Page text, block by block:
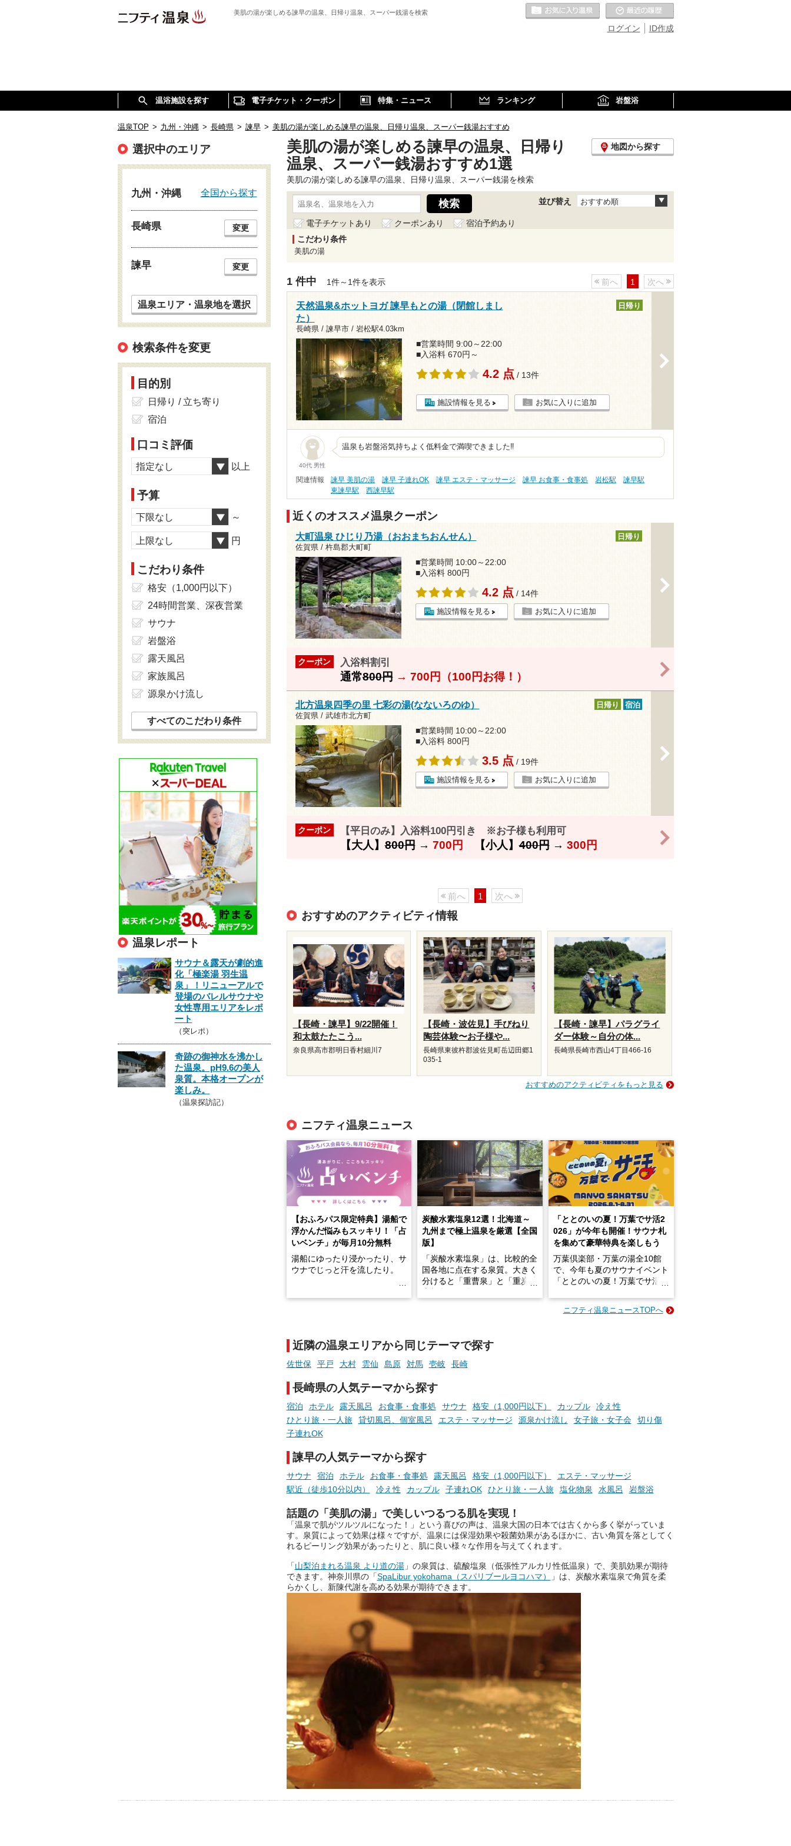
美肌の湯が楽しめる諫早の温泉、日帰り温泉、スーパー銭湯を検索
ID作成
ログイン
お気に入りの温泉
温浴施設を探す 電子チケット・クーポン 特集・ニュース ランキング 岩盤浴
温泉TOP > 九州・沖縄 > 長崎県 > 諫早 > 美肌の湯が楽しめる諫早の温泉、日帰り温泉、スーパー銭湯おすすめ
美肌の湯が楽しめる諫早の温泉、日帰り
温泉、スーパー銭湯おすすめ1選
地図から探す
美肌の湯が楽しめる諫早の温泉、日帰り温泉、スーパー銭湯を検索
並び替え おすすめ順
電子チケットあり クーポンあり
宿泊予約あり
こだわり条件
美肌の湯
1 件中 1件～1件を表示 前へ 1 次へ
天然温泉&ホットヨガ 諫早もとの湯（閉館しまし
た）
長崎県 / 諫早市 / 岩松駅4.03km
日帰り
■営業時間 9:00～22:00
■入浴料 670円～
4.2 点 / 13件
施設情報を見る お気に入りに追加
40代 男性
温泉も岩盤浴気持ちよく低料金で満喫できました‼️
関連情報 諫早 美肌の湯 諫早 子連れOK 諫早 エステ・マッサージ 諫早 お食事・食事処 岩松駅
諫早駅
東諫早駅
西諫早駅
近くのオススメ温泉クーポン
大町温泉 ひじり乃湯（おおまちおんせん）
佐賀県 / 杵島郡大町町
日帰り
■営業時間 10:00～22:00
■入浴料 800円
4.2 点 / 14件
施設情報を見る お気に入りに追加
クーポン 入浴料割引
通常800円→ 700円（100円お得！）
北方温泉四季の里 七彩の湯(なないろのゆ）
佐賀県 / 武雄市北方町
日帰り 宿泊
■営業時間 10:00～22:00
■入浴料 800円
3.5 点 / 19件
施設情報を見る お気に入りに追加
クーポン 【平日のみ】入浴料100円引き ※お子様も利用可
【大人】800円→ 700円 【小人】400円→ 300円
前へ 1 次へ
おすすめのアクティビティ情報
【長崎・諫早】9/22開催！
和太鼓たたこう...
奈良県高市郡明日香村細川7
【長崎・波佐見】手びねり
陶芸体験〜お子様や...
長崎県東彼杵郡波佐見町岳辺田郷1
035-1
【長崎・諫早】パラグライ
ダー体験～自分の体...
長崎県長崎市西山4丁目466-16
おすすめのアクティビティをもっと見る
ニフティ温泉ニュース
【おふろパス限定特典】湯船で
浮かんだ悩みもスッキリ！「占
いベンチ」が毎月10分無料
湯船にゆったり浸かったり、サ
ウナでじっと汗を流したり。
た「これからのこと」や「ちょ
っとした悩み」が、頭に浮かん
でくることはありませんか？
お風呂でリラックスしているか
らこそ向き合える、大切な自分
の本音。
そんな心のつぶやきを、湯あが
りの温まった心のまま相談でき
たら素敵ですよね。
ニフティ温泉の「占いベンチ」
は、そんなあなたの心のつぶや
きをプロの占い師に相談するこ
とができるサービスです。
おふろパス会員様なら、この特
料」でご利用いただけます。
お湯で体がほぐれたら、次は占
い師さんとお話しして、心もほ
ぐしてみませんか？
炭酸水素塩泉12選！北海道～
九州まで極上温泉を厳選【全国
版】
「炭酸水素塩泉」は、比較的全
国各地に点在する泉質。大きく
分けると「重曹泉」と「重炭酸
す。
今回は筆者自ら入浴した中か
ら、日本各地にある炭酸水素塩
泉を12施設セレクト。すべて
日帰り入浴可能で、源泉かけ流
しと泉質の良さにこだわりつ
つ、万人におすすめしたい施設
「ととのいの夏！万葉でサ活2
026」が今年も開催！サウナ札
を集めて豪華特典を楽しもう
万葉倶楽部・万葉の湯全10館
で、今年も夏のサウナイベント
「ととのいの夏！万葉でサ活2
2026年8月1日（土）～8月31
さらに、各館ではアロマロウリ
ュやアウフグースなど、サウナ
好きにはたまらない多彩なイベ
───
提供元：万葉倶楽部株式会社
【PR】
ニフティ温泉ニュースTOPへ
近隣の温泉エリアから同じテーマで探す
佐世保 平戸 大村 雲仙 島原 対馬 壱岐 長崎
長崎県の人気テーマから探す
宿泊 ホテル 露天風呂 お食事・食事処 サウナ 格安（1,000円以下） カップル
冷え性
ひとり旅・一人旅
貸切風呂、個室風呂 エステ・マッサージ 源泉かけ流し 女子旅・女子会
切り傷
子連れOK
諫早の人気テーマから探す
サウナ 宿泊 ホテル お食事・食事処 露天風呂 格安（1,000円以下）
エステ・マッサージ
駅近（徒歩10分以内）
冷え性 カップル 子連れOK ひとり旅・一人旅 塩化物泉 水風呂 岩盤浴
話題の「美肌の湯」で美しいつるつる肌を実現！
「温泉で肌がツルツルになった！」という喜びの声は、温泉大国の日本では古くから多く挙がっていま
す。泉質によって効果は様々ですが、温泉には保湿効果や殺菌効果があるほかに、古い角質を落としてく
れるピーリング効果があったりと、肌に良い様々な作用を与えてくれます。
「山梨泊まれる温泉 より道の湯」の泉質は、硫酸塩泉（低張性アルカリ性低温泉）で、美肌効果が期待
できます。神奈川県の「SpaLibur yokohama（スパリブールヨコハマ）
」は、炭酸水素塩泉で角質を柔
らかくし、新陳代謝を高める効果が期待できます。
選択中のエリア
九州・沖縄 全国から探す
長崎県 変更
諫早 変更
温泉エリア・温泉地を選択
検索条件を変更
目的別
日帰り / 立ち寄り
宿泊
口コミ評価
指定なし 以上
予算
下限なし ～
上限なし 円
こだわり条件
格安（1,000円以下）
24時間営業、深夜営業
サウナ
岩盤浴
露天風呂
家族風呂
源泉かけ流し
すべてのこだわり条件
温泉レポート
サウナ＆露天が劇的進
化「極楽湯 羽生温
泉」！リニューアルで
登場のバレルサウナや
女性専用エリアをレポ
ート
（突レポ）
奇跡の御神水を沸かし
た温泉。pH9.6の美人
泉質。本格オープンが
楽しみ。
（温泉探訪記）